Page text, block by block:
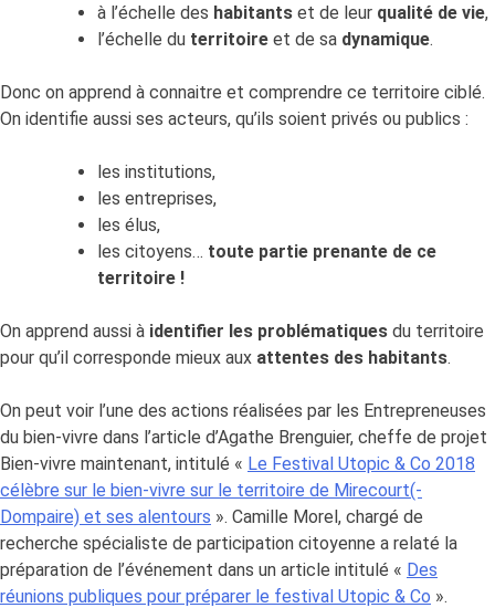
à l’échelle des habitants et de leur qualité de vie,
l’échelle du territoire et de sa dynamique.
Donc on apprend à connaitre et comprendre ce territoire ciblé.
On identifie aussi ses acteurs, qu’ils soient privés ou publics :
les institutions,
les entreprises,
les élus,
les citoyens… toute partie prenante de ce
territoire !
On apprend aussi à identifier les problématiques du territoire
pour qu’il corresponde mieux aux attentes des habitants.
On peut voir l’une des actions réalisées par les Entrepreneuses
du bien-vivre dans l’article d’Agathe Brenguier, cheffe de projet
Bien-vivre maintenant, intitulé « Le Festival Utopic & Co 2018
célèbre sur le bien-vivre sur le territoire de Mirecourt(-
Dompaire) et ses alentours ». Camille Morel, chargé de
recherche spécialiste de participation citoyenne a relaté la
préparation de l’événement dans un article intitulé « Des
réunions publiques pour préparer le festival Utopic & Co ».